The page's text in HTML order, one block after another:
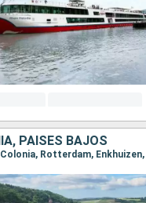
PAISES BAJOS
Rotterdam,